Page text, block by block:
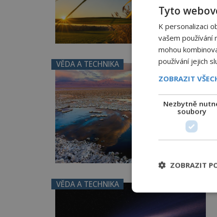
VĚDA A TECHNIKA
VĚDA A TECHNIKA
Tyto
K personalizaci
vašem používání
mohou
používání jejich
ZOBRAZIT
Nezbytně
soubory
ZOBRAZIT